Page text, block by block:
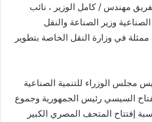
مهندس / كامل الوزير ، نائب
وزير الصناعة والنقل
في وزارة النقل الخاصة بتطوير
مجلس الوزراء للتنمية الصناعية
السيسي رئيس الجمهورية وجموع
إفتتاح المتحف المصري الكبير